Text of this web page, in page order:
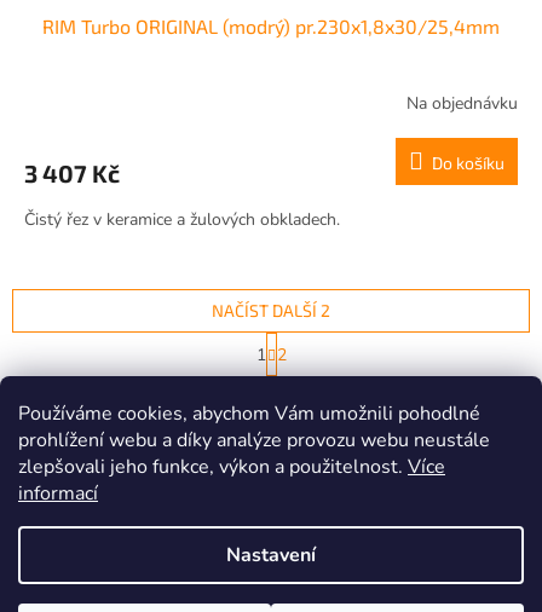
Používáme cookies, abychom Vám umožnili pohodlné
prohlížení webu a díky analýze provozu webu neustále
zlepšovali jeho funkce, výkon a použitelnost. Více
informací
Nastavení
RIM Turbo ORIGINAL (modrý) pr.230x1,8x30/25,4mm
Na objednávku
3 407 Kč Do košíku
Čistý řez v keramice a žulových obkladech.
O
á
d
í
p
r
v
NAČÍST DALŠÍ 2
S
t
r
á
n
k
o
n
í
1 2
NAHORU